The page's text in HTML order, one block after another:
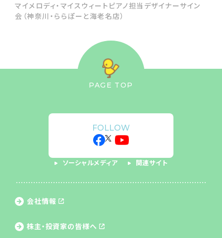
マイメロディ・マイスウィートピアノ担当デザイナーサイン
会（神奈川・ららぽーと海老名店）
PAGE TOP
FOLLOW
ソーシャルメディア 関連サイト
会社情報
株主・投資家の皆様へ